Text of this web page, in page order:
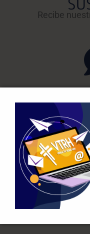
Recibe
Muchas
Únete a